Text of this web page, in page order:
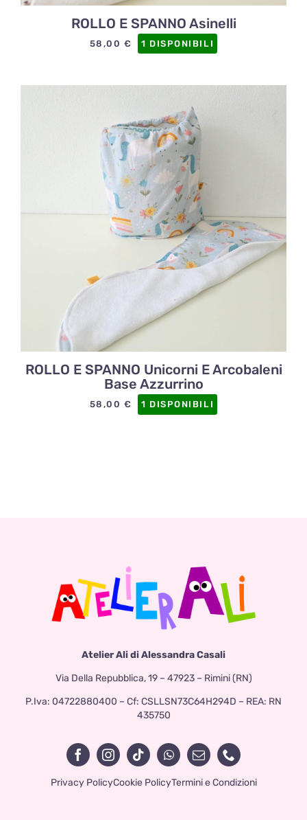
ROLLO E SPANNO Asinelli
58,00€ 1 DISPONIBILI
ROLLO E SPANNO Unicorni E Arcobaleni
Base Azzurrino
58,00€ 1 DISPONIBILI
Atelier Ali di Alessandra Casali
Via Della Repubblica, 19 – 47923 – Rimini (RN)
P.Iva: 04722880400 – Cf: CSLLSN73C64H294D – REA: RN
435750
Privacy PolicyCookie PolicyTermini e Condizioni